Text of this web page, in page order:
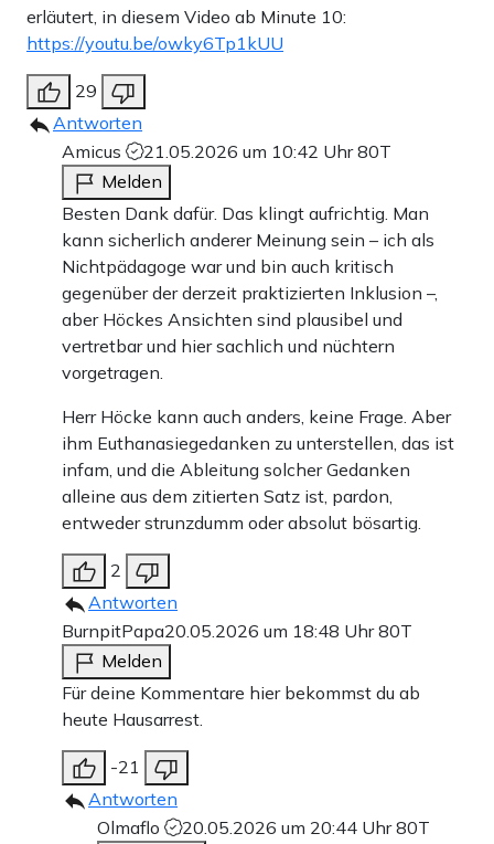
erläutert, in diesem Video ab Minute 10:
https://youtu.be/owky6Tp1kUU
29
Antworten
Amicus
21.05.2026 um 10:42 Uhr80T
Melden
Besten Dank dafür. Das klingt aufrichtig. Man
kann sicherlich anderer Meinung sein – ich als
Nichtpädagoge war und bin auch kritisch
gegenüber der derzeit praktizierten Inklusion –,
aber Höckes Ansichten sind plausibel und
vertretbar und hier sachlich und nüchtern
vorgetragen.
Herr Höcke kann auch anders, keine Frage. Aber
ihm Euthanasiegedanken zu unterstellen, das ist
infam, und die Ableitung solcher Gedanken
alleine aus dem zitierten Satz ist, pardon,
entweder strunzdumm oder absolut bösartig.
2
Antworten
BurnpitPapa20.05.2026 um 18:48 Uhr80T
Melden
Für deine Kommentare hier bekommst du ab
heute Hausarrest.
-21
Antworten
Olmaflo
20.05.2026 um 20:44 Uhr80T